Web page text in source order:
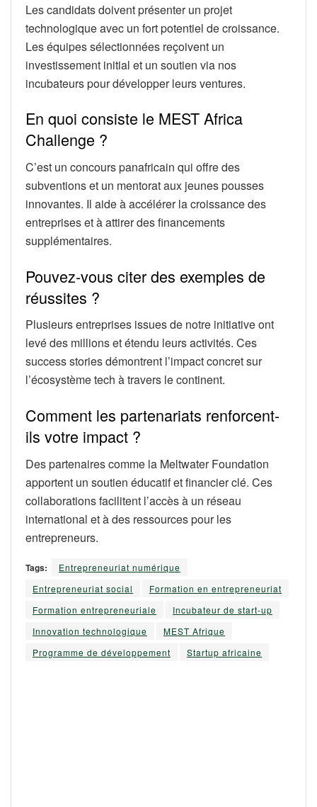
Les candidats doivent présenter un projet
technologique avec un fort potentiel de croissance.
Les équipes sélectionnées reçoivent un
investissement initial et un soutien via nos
incubateurs pour développer leurs ventures.
En quoi consiste le MEST Africa
Challenge ?
C’est un concours panafricain qui offre des
subventions et un mentorat aux jeunes pousses
innovantes. Il aide à accélérer la croissance des
entreprises et à attirer des financements
supplémentaires.
Pouvez-vous citer des exemples de
réussites ?
Plusieurs entreprises issues de notre initiative ont
levé des millions et étendu leurs activités. Ces
success stories démontrent l’impact concret sur
l’écosystème tech à travers le continent.
Comment les partenariats renforcent-
ils votre impact ?
Des partenaires comme la Meltwater Foundation
apportent un soutien éducatif et financier clé. Ces
collaborations facilitent l’accès à un réseau
international et à des ressources pour les
entrepreneurs.
Tags:
Entrepreneuriat numérique
Entrepreneuriat social
Formation en entrepreneuriat
Formation entrepreneuriale
Incubateur de start-up
Innovation technologique
MEST Afrique
Programme de développement
Startup africaine